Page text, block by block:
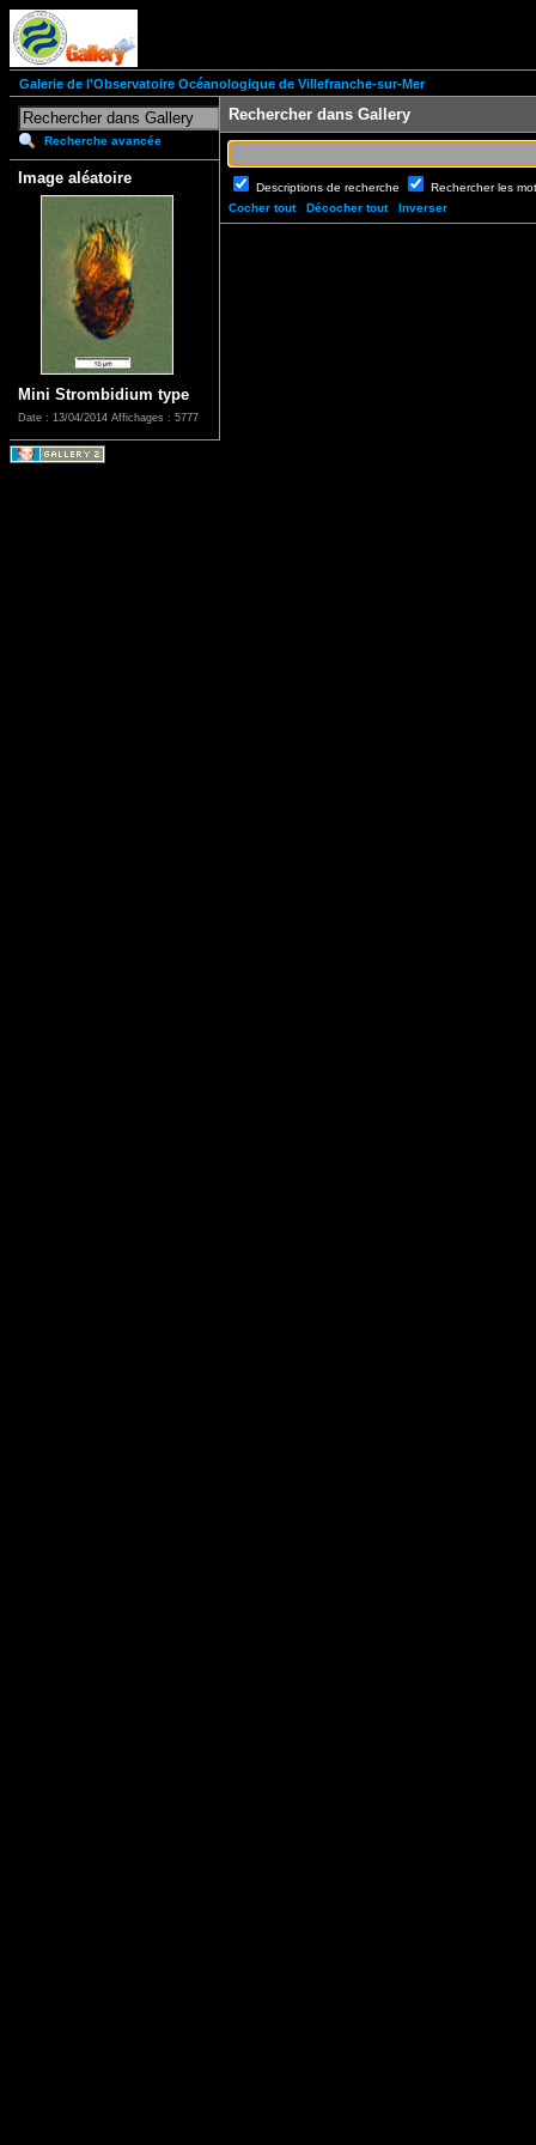
Galerie de l'Observatoire Océanologique de Villefranche-sur-Mer
Recherche avancée
Image aléatoire
Mini Strombidium type
Date : 13/04/2014 Affichages : 5777
Rechercher dans Gallery
Descriptions de recherche
Rechercher les
Cocher tout
Décocher tout Inverser